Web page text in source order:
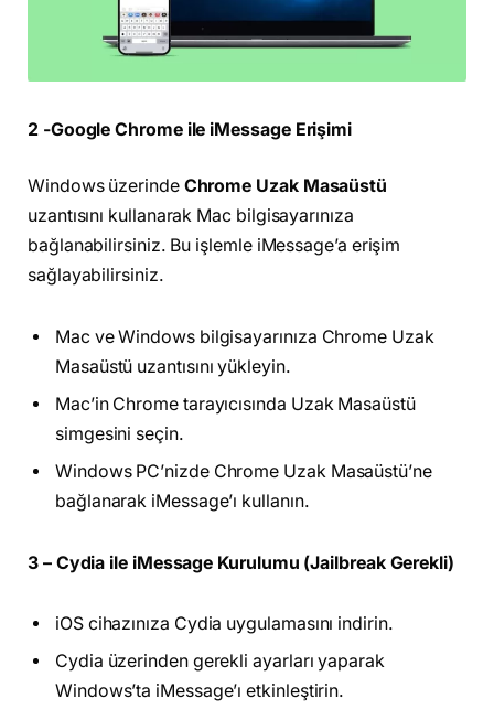
2 -Google Chrome ile iMessage Erişimi
Windows üzerinde Chrome Uzak Masaüstü
uzantısını kullanarak Mac bilgisayarınıza
bağlanabilirsiniz. Bu işlemle iMessage’a erişim
sağlayabilirsiniz.
Mac ve Windows bilgisayarınıza Chrome Uzak
Masaüstü uzantısını yükleyin.
Mac’in Chrome tarayıcısında Uzak Masaüstü
simgesini seçin.
Windows PC’nizde Chrome Uzak Masaüstü’ne
bağlanarak iMessage’ı kullanın.
3 – Cydia ile iMessage Kurulumu (Jailbreak Gerekli)
iOS cihazınıza Cydia uygulamasını indirin.
Cydia üzerinden gerekli ayarları yaparak
Windows’ta iMessage’ı etkinleştirin.